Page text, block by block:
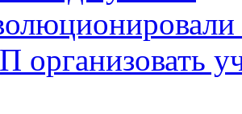
организовать